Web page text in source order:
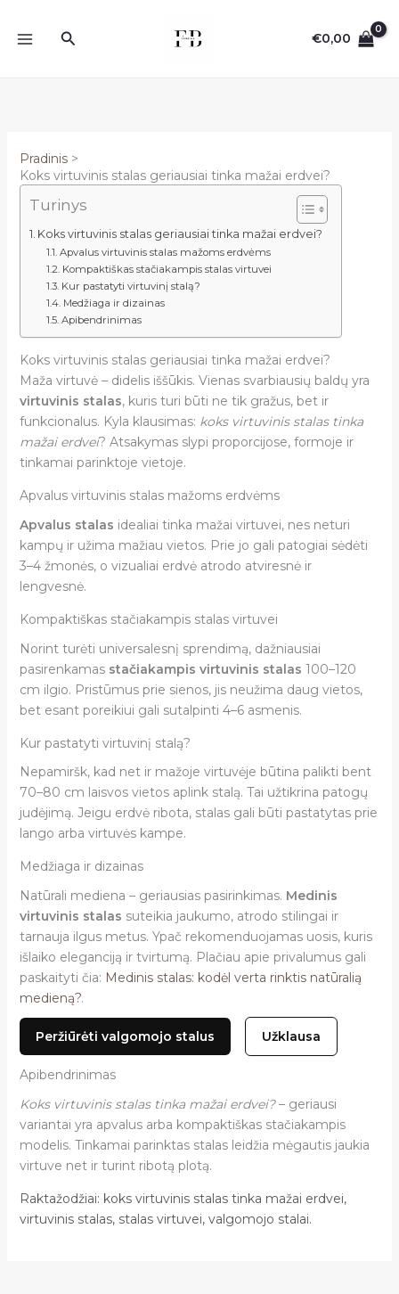
turinio
Paieška €0,00
Pradinis
Koks virtuvinis stalas geriausiai tinka mažai erdvei?
Turinys
Koks virtuvinis stalas geriausiai tinka mažai erdvei?
Apvalus virtuvinis stalas mažoms erdvėms
Kompaktiškas stačiakampis stalas virtuvei
Kur pastatyti virtuvinį stalą?
Medžiaga ir dizainas
Apibendrinimas
Koks virtuvinis stalas geriausiai tinka mažai erdvei?
Maža virtuvė – didelis iššūkis. Vienas svarbiausių baldų yra
virtuvinis stalas, kuris turi būti ne tik gražus, bet ir
funkcionalus. Kyla klausimas: koks virtuvinis stalas tinka
mažai erdvei? Atsakymas slypi proporcijose, formoje ir
tinkamai parinktoje vietoje.
Apvalus virtuvinis stalas mažoms erdvėms
Apvalus stalas idealiai tinka mažai virtuvei, nes neturi
kampų ir užima mažiau vietos. Prie jo gali patogiai sėdėti
3–4 žmonės, o vizualiai erdvė atrodo atviresnė ir
lengvesnė.
Kompaktiškas stačiakampis stalas virtuvei
Norint turėti universalesnį sprendimą, dažniausiai
pasirenkamas stačiakampis virtuvinis stalas 100–120
cm ilgio. Pristūmus prie sienos, jis neužima daug vietos,
bet esant poreikiui gali sutalpinti 4–6 asmenis.
Kur pastatyti virtuvinį stalą?
Nepamiršk, kad net ir mažoje virtuvėje būtina palikti bent
70–80 cm laisvos vietos aplink stalą. Tai užtikrina patogų
judėjimą. Jeigu erdvė ribota, stalas gali būti pastatytas prie
lango arba virtuvės kampe.
Medžiaga ir dizainas
Natūrali mediena – geriausias pasirinkimas. Medinis
virtuvinis stalas suteikia jaukumo, atrodo stilingai ir
tarnauja ilgus metus. Ypač rekomenduojamas uosis, kuris
išlaiko eleganciją ir tvirtumą. Plačiau apie privalumus gali
paskaityti čia: Medinis stalas: kodėl verta rinktis natūralią
medieną?.
Peržiūrėti valgomojo stalus Užklausa
Apibendrinimas
Koks virtuvinis stalas tinka mažai erdvei?– geriausi
variantai yra apvalus arba kompaktiškas stačiakampis
modelis. Tinkamai parinktas stalas leidžia mėgautis jaukia
virtuve net ir turint ribotą plotą.
Raktažodžiai: koks virtuvinis stalas tinka mažai erdvei,
virtuvinis stalas, stalas virtuvei, valgomojo stalai.